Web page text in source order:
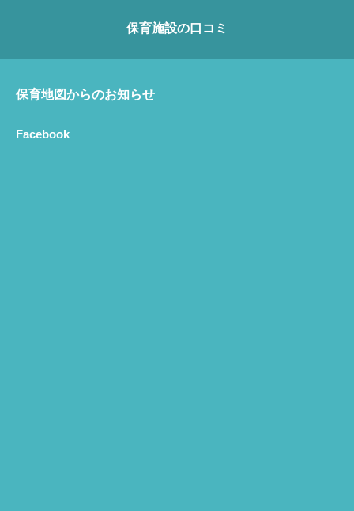
保育施設の口コミ
保育地図からのお知らせ
Facebook